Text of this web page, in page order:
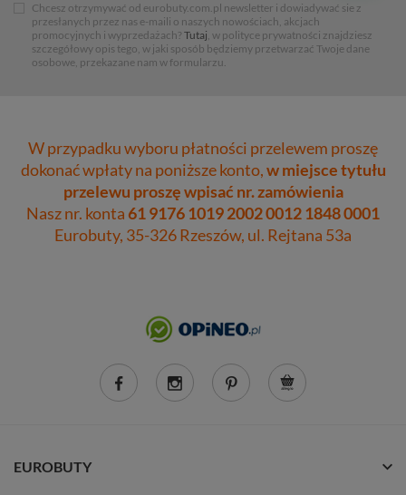
Chcesz otrzymywać od eurobuty.com.pl newsletter i dowiadywać sie z
przesłanych przez nas e-maili o naszych nowościach, akcjach
promocyjnych i wyprzedażach? Tutaj, w polityce prywatności znajdziesz
szczegółowy opis tego, w jaki sposób będziemy przetwarzać Twoje dane
osobowe, przekazane nam w formularzu.
W przypadku wyboru płatności przelewem proszę
dokonać wpłaty na poniższe konto,w miejsce tytułu
przelewu proszę wpisać nr. zamówienia
Nasz nr. konta61 9176 1019 2002 0012 1848 0001
Eurobuty, 35-326 Rzeszów, ul. Rejtana 53a
EUROBUTY